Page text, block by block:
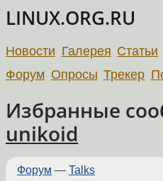
LINUX.ORG.RU
Новости Галерея Статьи
Форум Опросы Трекер
Избранные
unikoid
Форум — Talks